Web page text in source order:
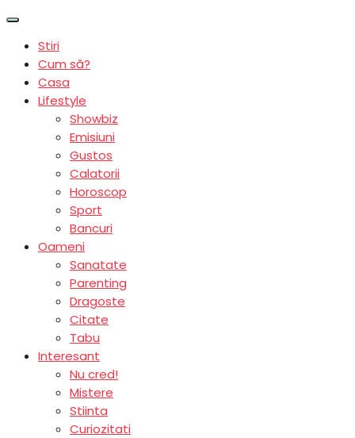
Stiri
Cum să?
Casa
Lifestyle
Showbiz
Emisiuni
Gustos
Calatorii
Horoscop
Sport
Bancuri
Oameni
Sanatate
Parenting
Dragoste
Citate
Tabu
Interesant
Nu cred!
Mistere
Stiinta
Curiozitati